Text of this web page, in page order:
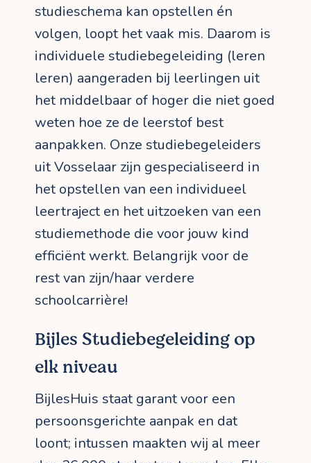
studieschema kan opstellen én
volgen, loopt het vaak mis. Daarom is
individuele studiebegeleiding (leren
leren) aangeraden bij leerlingen uit
het middelbaar of hoger die niet goed
weten hoe ze de leerstof best
aanpakken. Onze studiebegeleiders
uit Vosselaar zijn gespecialiseerd in
het opstellen van een individueel
leertraject en het uitzoeken van een
studiemethode die voor jouw kind
efficiënt werkt. Belangrijk voor de
rest van zijn/haar verdere
schoolcarrière!
Bijles Studiebegeleiding op
elk niveau
BijlesHuis staat garant voor een
persoonsgerichte aanpak en dat
loont; intussen maakten wij al meer